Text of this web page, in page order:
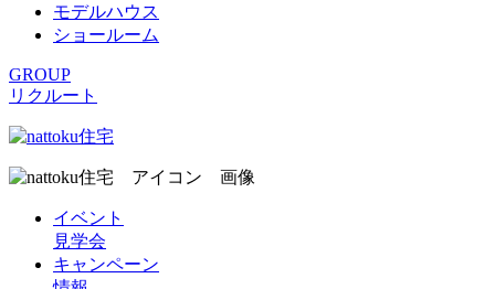
モデルハウス
ショールーム
GROUP
リクルート
イベント
見学会
キャンペーン